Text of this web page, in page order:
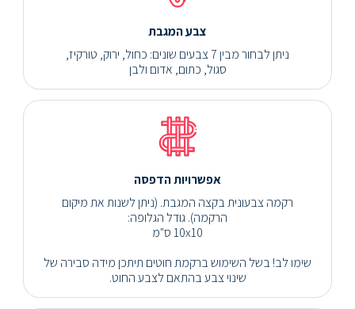
צבע המגבת
ניתן לבחור מבין 7 צבעים שונים: כחול, ירוק, טורקיז,
סגול, כתום, אדום ולבן
אפשרויות הדפסה
רקמה צבעונית בקצה המגבת. (ניתן לשנות את מיקום
הרקמה). גודל הגלופה:
10x10 ס"מ
שימו לב! בשל השימוש ברקמת חוטים תיתכן מידה סבירה של
שינוי צבע בהתאם לצבע החוט.